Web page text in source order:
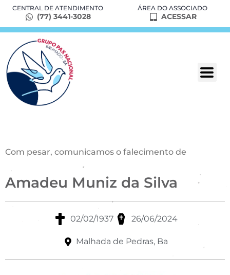
CENTRAL DE ATENDIMENTO
(77) 3441-3028
ÁREA DO ASSOCIADO
ACESSAR
Com pesar, comunicamos o falecimento de
Amadeu Muniz da Silva
02/02/1937 26/06/2024
Malhada de Pedras, Ba